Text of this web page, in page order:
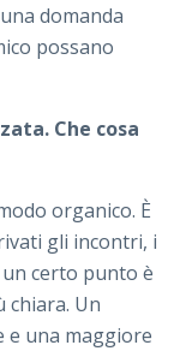
domanda
possano
Che cosa
organico. È
gli incontri, i
certo punto è
Un
e una maggiore